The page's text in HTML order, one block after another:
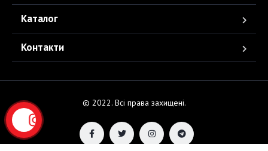
Каталог
Контакти
© 2022. Всі права захищені.